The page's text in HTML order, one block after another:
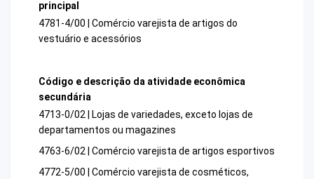
principal
4781-4/00 | Comércio varejista de artigos do
vestuário e acessórios
Código e descrição da atividade econômica
secundária
4713-0/02 | Lojas de variedades, exceto lojas de
departamentos ou magazines
4763-6/02 | Comércio varejista de artigos esportivos
4772-5/00 | Comércio varejista de cosméticos,